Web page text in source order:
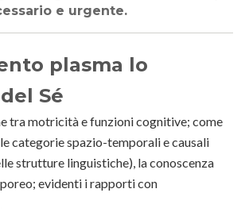
e urgente.
plasma lo
Sé
tra motricità e funzioni cognitive; come
categorie spazio-temporali e causali
strutture linguistiche), la conoscenza
evidenti i rapporti con